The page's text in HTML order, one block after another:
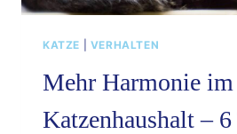
KATZE VERHALTEN
Mehr Harmonie im
Katzenhaushalt –